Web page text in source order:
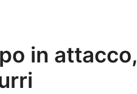
in attacco,